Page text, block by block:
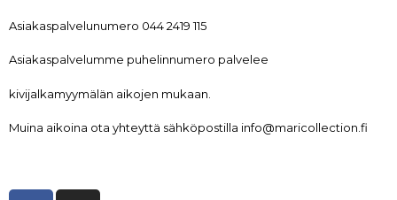
Asiakaspalvelunumero 044 2419 115
Asiakaspalvelumme puhelinnumero palvelee
kivijalkamyymälän aikojen mukaan.
Muina aikoina ota yhteyttä sähköpostilla info@maricollection.fi